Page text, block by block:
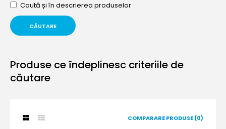
Caută și în descrierea produselor
Produse ce îndeplinesc criteriile de
căutare
COMPARARE PRODUSE (0)